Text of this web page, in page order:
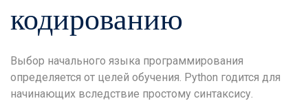
кодированию
Выбор начального языка программирования
определяется от целей обучения. Python годится для
начинающих вследствие простому синтаксису.